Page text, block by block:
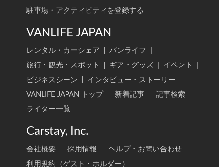
駐車場・アクティビティを登録する
VANLIFE JAPAN
レンタル・カーシェア バンライフ
旅行・観光・スポット
ギア・グッズ イベント
ビジネスシーン
インタビュー・ストーリー
VANLIFE JAPAN トップ
新着記事
記事検索
ライター一覧
Carstay, Inc.
会社概要 採用情報
ヘルプ・お問い合わせ
利用規約（ゲスト・ホルダー）